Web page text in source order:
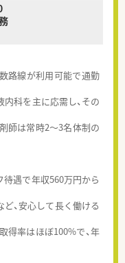
路線が利用可能で通勤
科を主に応需し、その
師は常時2～3名体制の
遇で年収560万円から
、安心して長く働ける
得率はほぼ100%で、年